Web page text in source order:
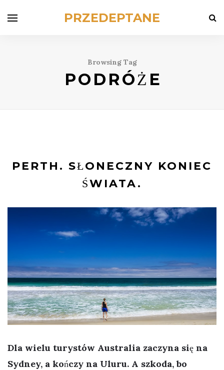
PRZEDEPTANE
Browsing Tag
PODRÓŻE
PERTH. SŁONECZNY KONIEC
ŚWIATA.
Dla wielu turystów Australia zaczyna się na
Sydney, a kończy na Uluru. A szkoda, bo